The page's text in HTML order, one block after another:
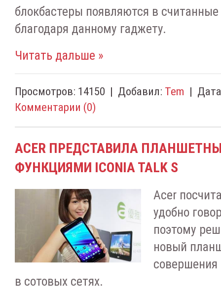
блокбастеры появляются в
благодаря данному гаджету.
Читать дальше »
Просмотров: 14150 | Добавил: Tem |
Комментарии (0)
ACER ПРЕДСТАВИЛА
ФУНКЦИЯМИ ICONIA TALK S
Acer
удобно
поэтому
новый
совершения
в сотовых сетях.